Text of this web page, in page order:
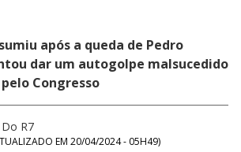
após a queda de Pedro
dar um autogolpe malsucedido
Congresso
Do R7
EM 20/04/2024 - 05H49)